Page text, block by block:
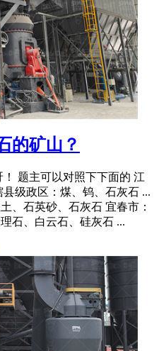
的矿山？
题主可以对照下下面的 江
级政区：煤、钨、石灰石 ...
、石英砂、石灰石 宜春市：
石、白云石、硅灰石 ...